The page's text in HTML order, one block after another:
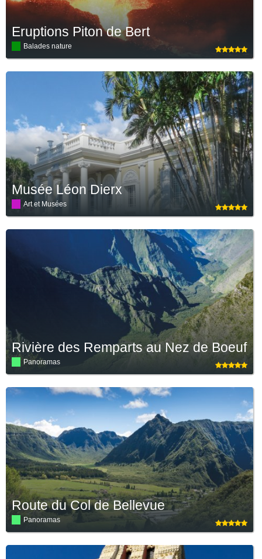
Eruptions Piton de Bert
Balades nature
Musée Léon Dierx
Art et Musées
Rivière des Remparts au Nez de Boeuf
Panoramas
Route du Col de Bellevue
Panoramas